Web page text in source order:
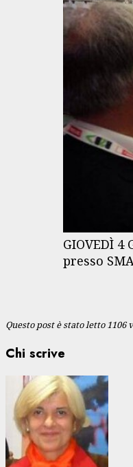
GIOVEDÌ 4
presso
Questo post è stato letto 1106
Chi scrive